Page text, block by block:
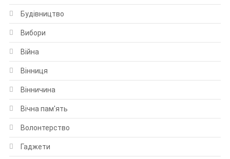
Будівництво
Вибори
Війна
Вінниця
Вінничина
Вічна пам'ять
Волонтерство
Гаджети